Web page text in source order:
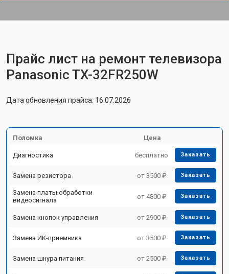
Прайс лист на ремонт телевизора
Panasonic TX-32FR250W
Дата обновления прайса: 16.07.2026
Поломка Цена
Диагностика бесплатно Заказать
Замена резистора от 3500 ₽ Заказать
Замена платы обработки
видеосигнала
от 4800 ₽ Заказать
Замена кнопок управления от 2900 ₽ Заказать
Замена ИК-приемника от 3500 ₽ Заказать
Замена шнура питания от 2500 ₽ Заказать